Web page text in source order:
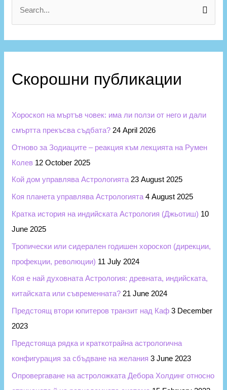
e
a
c
o
r
:
Скорошни публикации
Хороскоп на мъртъв човек: има ли ползи от него и дали
смъртта прекъсва съдбата? 24 April 2026
Отново за Зодиаците – реакция към лекцията на Румен
Колев 12 October 2025
Кой дом управлява Астрологията 23 August 2025
Коя планета управлява Астрологията 4 August 2025
Кратка история на индийската Астрология (Джьотиш) 10
June 2025
Тропически или сидерален годишен хороскоп (дирекции,
профекции, революции) 11 July 2024
Коя е най духовната Астрология: древната, индийската,
китайската или съвременната? 21 June 2024
Предстоящ втори юпитеров транзит над Каф 3 December
2023
Предстояща рядка и краткотрайна астрологична
конфигурация за сбъдване на желания 3 June 2023
Опровергаване на астроложката Дебора Холдинг относно
и